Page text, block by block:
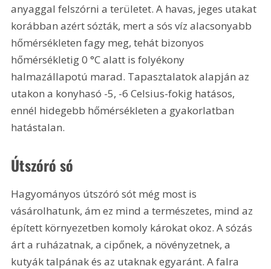
anyaggal felszórni a területet. A havas, jeges utakat
korábban azért sózták, mert a sós víz alacsonyabb
hőmérsékleten fagy meg, tehát bizonyos
hőmérsékletig 0 °C alatt is folyékony
halmazállapotú marad. Tapasztalatok alapján az
utakon a konyhasó -5, -6 Celsius-fokig hatásos,
ennél hidegebb hőmérsékleten a gyakorlatban
hatástalan.
Útszóró só
Hagyományos útszóró sót még most is
vásárolhatunk, ám ez mind a természetes, mind az
épített környezetben komoly károkat okoz. A sózás
árt a ruházatnak, a cipőnek, a növényzetnek, a
kutyák talpának és az utaknak egyaránt. A falra